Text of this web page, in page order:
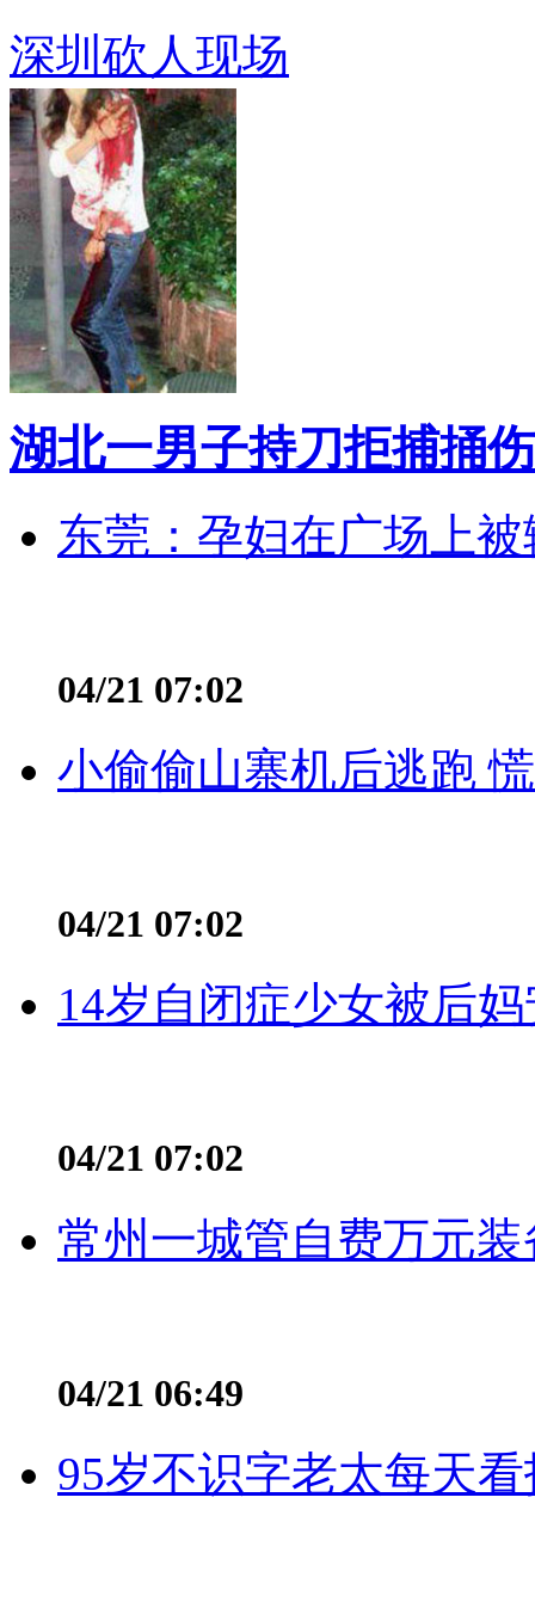
深圳砍人现场
湖北一男子持刀拒捕捅
东莞：孕妇在广场上
04/21 07:02
小偷偷山寨机后逃跑
04/21 07:02
14岁自闭症少女被后
04/21 07:02
常州一城管自费万元
04/21 06:49
95岁不识字老太每天